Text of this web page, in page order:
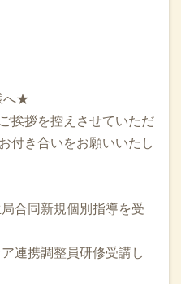
へ★
挨拶を控えさせていただ
付き合いをお願いいたし
合同新規個別指導を受
連携調整員研修受講し